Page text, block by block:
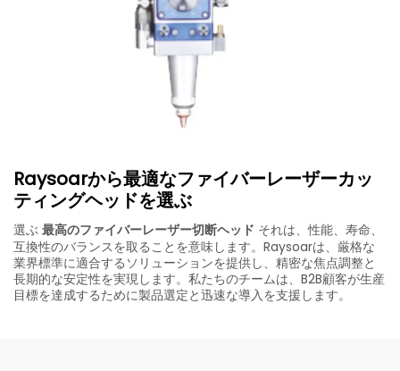
Raysoarから最適なファイバーレーザーカッ
ティングヘッドを選ぶ
選ぶ 最高のファイバーレーザー切断ヘッド それは、性能、寿命、
互換性のバランスを取ることを意味します。Raysoarは、厳格な
業界標準に適合するソリューションを提供し、精密な焦点調整と
長期的な安定性を実現します。私たちのチームは、B2B顧客が生産
目標を達成するために製品選定と迅速な導入を支援します。